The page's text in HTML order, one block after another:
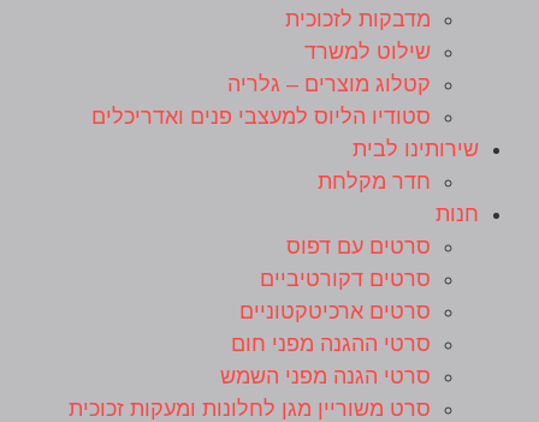
מדבקות לזכוכית
שילוט למשרד
קטלוג מוצרים – גלריה
סטודיו הליוס למעצבי פנים ואדריכלים
שירותינו לבית
חדר מקלחת
חנות
סרטים עם דפוס
סרטים דקורטיביים
סרטים ארכיטקטוניים
סרטי ההגנה מפני חום
סרטי הגנה מפני השמש
סרט משוריין מגן לחלונות ומעקות זכוכית